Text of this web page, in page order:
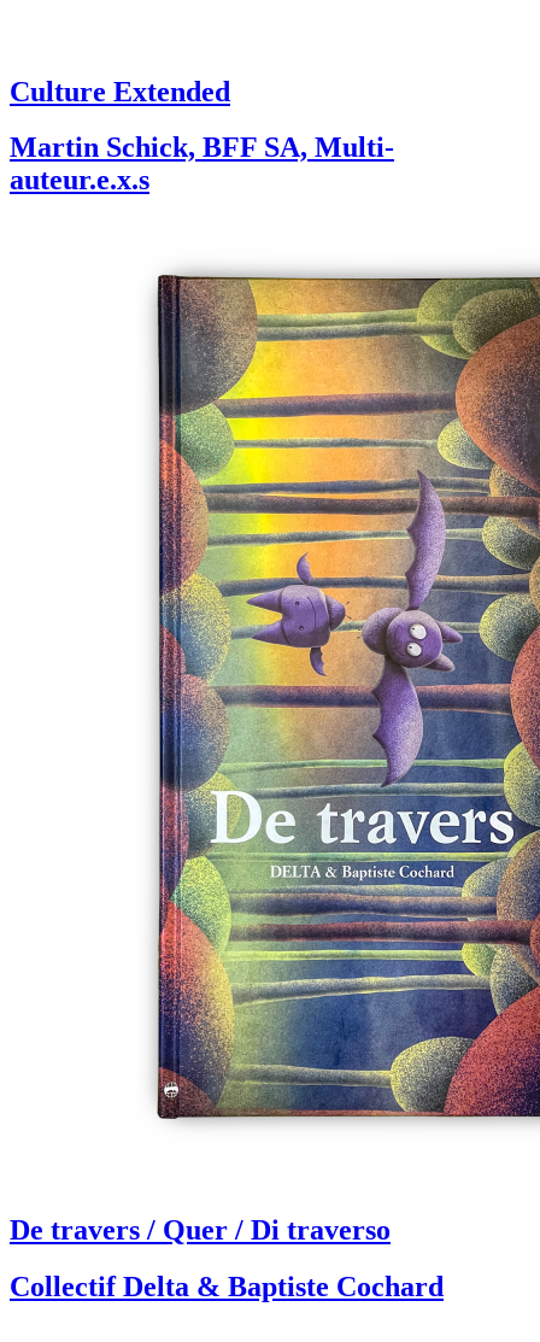
Culture Extended
Martin Schick, BFF SA, Multi-
auteur.e.x.s
De travers / Quer / Di traverso
Collectif Delta & Baptiste Cochard